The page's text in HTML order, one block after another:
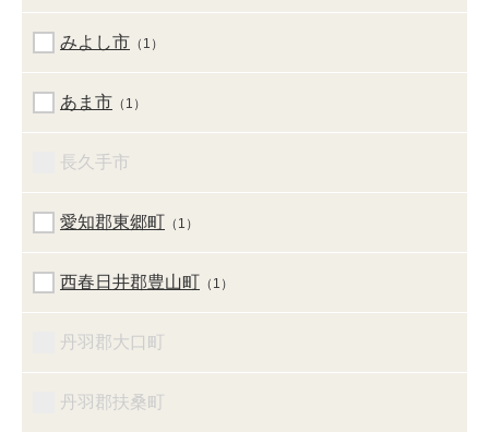
みよし市 （1）
あま市 （1）
長久手市
愛知郡東郷町 （1）
西春日井郡豊山町 （1）
丹羽郡大口町
丹羽郡扶桑町